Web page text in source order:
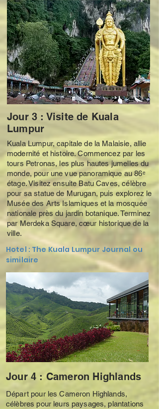
Jour 3 : Visite de Kuala
Lumpur
Kuala Lumpur, capitale de la Malaisie, allie
modernité et histoire. Commencez par les
tours Petronas, les plus hautes jumelles du
monde, pour une vue panoramique au 86ᵉ
étage. Visitez ensuite Batu Caves, célèbre
pour sa statue de Murugan, puis explorez le
Musée des Arts Islamiques et la mosquée
nationale près du jardin botanique. Terminez
par Merdeka Square, cœur historique de la
ville.
Hotel : The Kuala Lumpur Journal ou
similaire
Jour 4 : Cameron Highlands
Départ pour les Cameron Highlands,
célèbres pour leurs paysages, plantations